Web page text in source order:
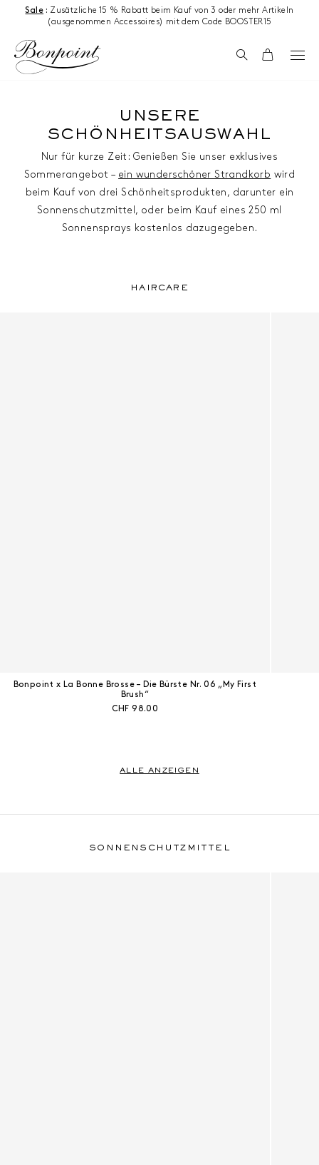
Zum Inhalt springen
Sale : Zusätzliche 15 % Rabatt beim Kauf von 3 oder mehr Artikeln
(ausgenommen Accessoires) mit dem Code BOOSTER15
SuchenWagen
UNSERE
SCHÖNHEITSAUSWAHL
Nur für kurze Zeit: Genießen Sie unser exklusives
Sommerangebot – ein wunderschöner Strandkorb wird
beim Kauf von drei Schönheitsprodukten, darunter ein
Sonnenschutzmittel, oder beim Kauf eines 250 ml
Sonnensprays kostenlos dazugegeben.
HAIRCARE
Bonpoint x La Bonne Brosse – Die Bürste Nr. 06 „My First
Brush“
Aktueller Preis:
CHF 98.00
ALLE ANZEIGEN
SonnenschutzmittelSONNENSCHUTZMITTEL